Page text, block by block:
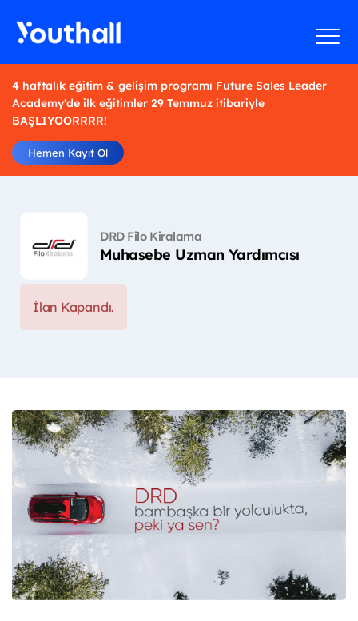
4 haftalık eğitim & gelişim programı Future Sales Leader
Academy'de ilk eğitimler 29 Temmuz itibariyle
BAŞLIYOORRRR!
Hemen Kayıt Ol
DRD Filo Kiralama
Muhasebe Uzman Yardımcısı
İlan Kapandı.